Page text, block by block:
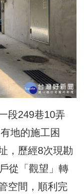
段249巷10弄
地的施工困
，歷經8次現勘
從「觀望」轉
空間，順利完